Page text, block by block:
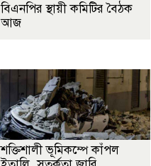
বিএনপির স্থায়ী কমিটির বৈঠক
আজ
শক্তিশালী ভূমিকম্পে কাঁপল